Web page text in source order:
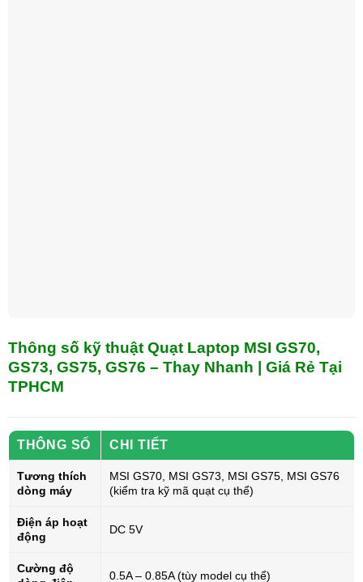
Thông số kỹ thuật Quạt Laptop MSI GS70,
GS73, GS75, GS76 – Thay Nhanh | Giá Rẻ Tại
TPHCM
THÔNG SỐ CHI TIẾT
Tương thích
dòng máy
MSI GS70, MSI GS73, MSI GS75, MSI GS76
(kiểm tra kỹ mã quạt cụ thể)
Điện áp hoạt
động
DC 5V
Cường độ
0.5A – 0.85A (tùy model cụ thể)